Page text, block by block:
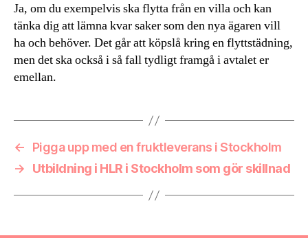
Ja, om du exempelvis ska flytta från en villa och kan
tänka dig att lämna kvar saker som den nya ägaren vill
ha och behöver. Det går att köpslå kring en flyttstädning,
men det ska också i så fall tydligt framgå i avtalet er
emellan.
←
Pigga upp med en fruktleverans i Stockholm
→
Utbildning i HLR i Stockholm som gör skillnad